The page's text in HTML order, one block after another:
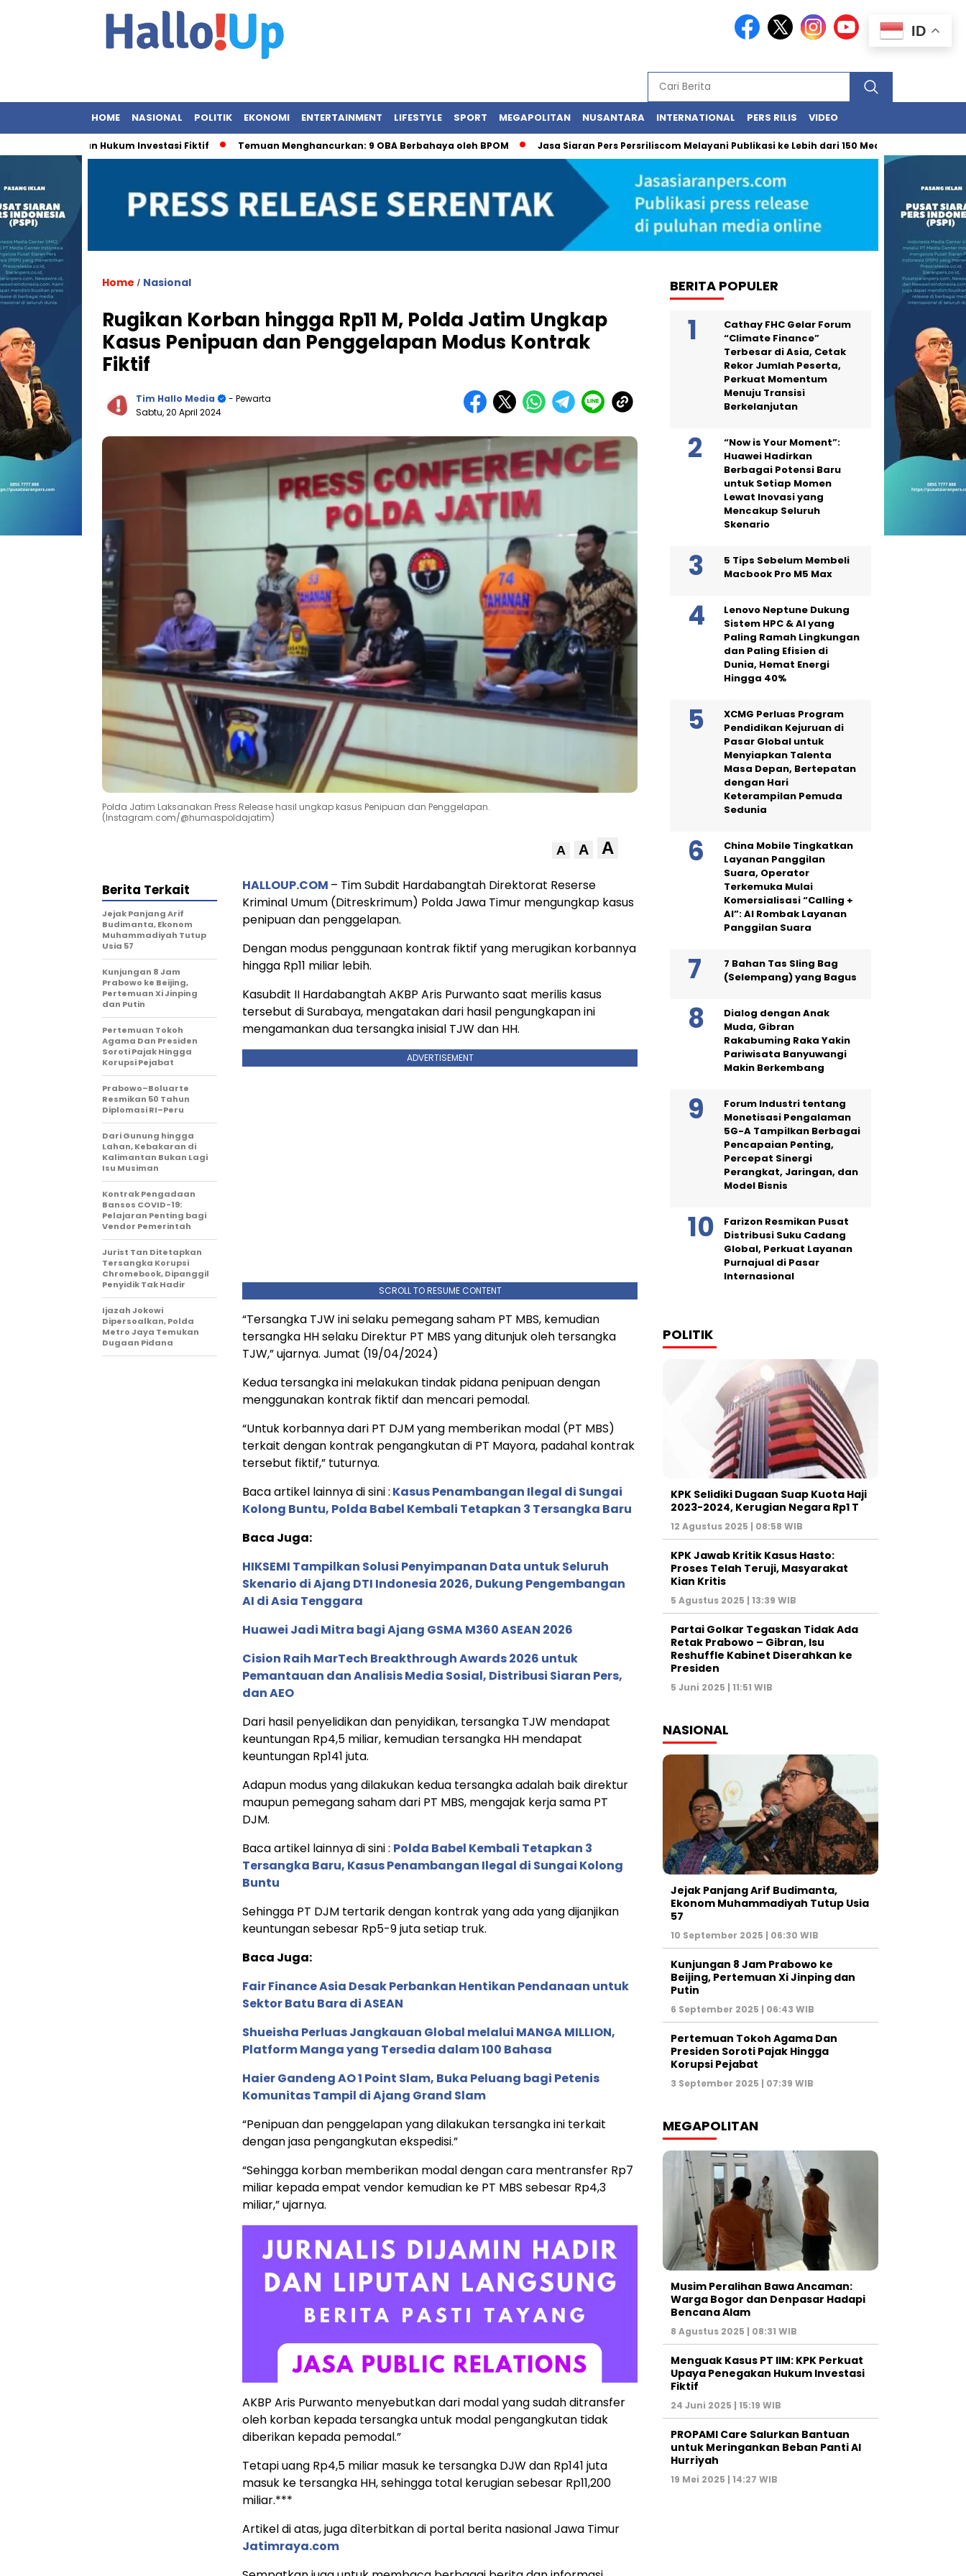
HOME NASIONAL POLITIK EKONOMI ENTERTAINMENT LIFESTYLE SPORT MEGAPOLITAN NUSANTARA INTERNATIONAL PERS RILIS VIDEO
Penegakan Hukum Investasi Fiktif Temuan Menghancurkan: 9 OBA Berbahaya oleh BPOM Jasa Siaran Pers Persriliscom Melayani Publikasi ke Lebih dari 150 Media Online Berbagai
Home / Nasional
Rugikan Korban hingga Rp11 M, Polda Jatim Ungkap
Kasus Penipuan dan Penggelapan Modus Kontrak
Fiktif
Tim Hallo Media
- Pewarta
Sabtu, 20 April 2024
Polda Jatim Laksanakan Press Release hasil ungkap kasus Penipuan dan Penggelapan.
(Instagram.com/@humaspoldajatim)
A A A
HALLOUP.COM – Tim Subdit Hardabangtah Direktorat Reserse
Kriminal Umum (Ditreskrimum) Polda Jawa Timur mengungkap kasus
penipuan dan penggelapan.
Dengan modus penggunaan kontrak fiktif yang merugikan korbannya
hingga Rp11 miliar lebih.
Kasubdit II Hardabangtah AKBP Aris Purwanto saat merilis kasus
tersebut di Surabaya, mengatakan dari hasil pengungkapan ini
mengamankan dua tersangka inisial TJW dan HH.
ADVERTISEMENT
SCROLL TO RESUME CONTENT
“Tersangka TJW ini selaku pemegang saham PT MBS, kemudian
tersangka HH selaku Direktur PT MBS yang ditunjuk oleh tersangka
TJW,” ujarnya. Jumat (19/04/2024)
Kedua tersangka ini melakukan tindak pidana penipuan dengan
menggunakan kontrak fiktif dan mencari pemodal.
“Untuk korbannya dari PT DJM yang memberikan modal (PT MBS)
terkait dengan kontrak pengangkutan di PT Mayora, padahal kontrak
tersebut fiktif,” tuturnya.
Baca artikel lainnya di sini : Kasus Penambangan Ilegal di Sungai
Kolong Buntu, Polda Babel Kembali Tetapkan 3 Tersangka Baru
Baca Juga:
HIKSEMI Tampilkan Solusi Penyimpanan Data untuk Seluruh
Skenario di Ajang DTI Indonesia 2026, Dukung Pengembangan
AI di Asia Tenggara
Huawei Jadi Mitra bagi Ajang GSMA M360 ASEAN 2026
Cision Raih MarTech Breakthrough Awards 2026 untuk
Pemantauan dan Analisis Media Sosial, Distribusi Siaran Pers,
dan AEO
Dari hasil penyelidikan dan penyidikan, tersangka TJW mendapat
keuntungan Rp4,5 miliar, kemudian tersangka HH mendapat
keuntungan Rp141 juta.
Adapun modus yang dilakukan kedua tersangka adalah baik direktur
maupun pemegang saham dari PT MBS, mengajak kerja sama PT
DJM.
Baca artikel lainnya di sini : Polda Babel Kembali Tetapkan 3
Tersangka Baru, Kasus Penambangan Ilegal di Sungai Kolong
Buntu
Sehingga PT DJM tertarik dengan kontrak yang ada yang dijanjikan
keuntungan sebesar Rp5-9 juta setiap truk.
Baca Juga:
Fair Finance Asia Desak Perbankan Hentikan Pendanaan untuk
Sektor Batu Bara di ASEAN
Shueisha Perluas Jangkauan Global melalui MANGA MILLION,
Platform Manga yang Tersedia dalam 100 Bahasa
Haier Gandeng AO 1 Point Slam, Buka Peluang bagi Petenis
Komunitas Tampil di Ajang Grand Slam
“Penipuan dan penggelapan yang dilakukan tersangka ini terkait
dengan jasa pengangkutan ekspedisi.”
“Sehingga korban memberikan modal dengan cara mentransfer Rp7
miliar kepada empat vendor kemudian ke PT MBS sebesar Rp4,3
miliar,” ujarnya.
AKBP Aris Purwanto menyebutkan dari modal yang sudah ditransfer
oleh korban kepada tersangka untuk modal pengangkutan tidak
diberikan kepada pemodal.”
Tetapi uang Rp4,5 miliar masuk ke tersangka DJW dan Rp141 juta
masuk ke tersangka HH, sehingga total kerugian sebesar Rp11,200
miliar.***
Artikel di atas, juga dìterbitkan di portal berita nasional Jawa Timur
Jatimraya.com
Berita Terkait
Jejak Panjang Arif
Budimanta, Ekonom
Muhammadiyah Tutup
Usia 57
Kunjungan 8 Jam
Prabowo ke Beijing,
Pertemuan Xi Jinping
dan Putin
Pertemuan Tokoh
Agama Dan Presiden
Soroti Pajak Hingga
Korupsi Pejabat
Prabowo–Boluarte
Resmikan 50 Tahun
Diplomasi RI–Peru
Dari Gunung hingga
Lahan, Kebakaran di
Kalimantan Bukan Lagi
Isu Musiman
Kontrak Pengadaan
Bansos COVID-19:
Pelajaran Penting bagi
Vendor Pemerintah
Jurist Tan Ditetapkan
Tersangka Korupsi
Chromebook, Dipanggil
Penyidik Tak Hadir
Ijazah Jokowi
Dipersoalkan, Polda
Metro Jaya Temukan
Dugaan Pidana
BERITA POPULER
Cathay FHC Gelar Forum
“Climate Finance”
Terbesar di Asia, Cetak
Rekor Jumlah Peserta,
Perkuat Momentum
Menuju Transisi
Berkelanjutan
“Now is Your Moment”:
Huawei Hadirkan
Berbagai Potensi Baru
untuk Setiap Momen
Lewat Inovasi yang
Mencakup Seluruh
Skenario
5 Tips Sebelum Membeli
Macbook Pro M5 Max
Lenovo Neptune Dukung
Sistem HPC & AI yang
Paling Ramah Lingkungan
dan Paling Efisien di
Dunia, Hemat Energi
Hingga 40%
XCMG Perluas Program
Pendidikan Kejuruan di
Pasar Global untuk
Menyiapkan Talenta
Masa Depan, Bertepatan
dengan Hari
Keterampilan Pemuda
Sedunia
China Mobile Tingkatkan
Layanan Panggilan
Suara, Operator
Terkemuka Mulai
Komersialisasi “Calling +
AI”: AI Rombak Layanan
Panggilan Suara
7 Bahan Tas Sling Bag
(Selempang) yang Bagus
Dialog dengan Anak
Muda, Gibran
Rakabuming Raka Yakin
Pariwisata Banyuwangi
Makin Berkembang
Forum Industri tentang
Monetisasi Pengalaman
5G-A Tampilkan Berbagai
Pencapaian Penting,
Percepat Sinergi
Perangkat, Jaringan, dan
Model Bisnis
Farizon Resmikan Pusat
Distribusi Suku Cadang
Global, Perkuat Layanan
Purnajual di Pasar
Internasional
POLITIK
KPK Selidiki Dugaan Suap Kuota Haji
2023-2024, Kerugian Negara Rp1 T
12 Agustus 2025 | 08:58 WIB
KPK Jawab Kritik Kasus Hasto:
Proses Telah Teruji, Masyarakat
Kian Kritis
5 Agustus 2025 | 13:39 WIB
Partai Golkar Tegaskan Tidak Ada
Retak Prabowo – Gibran, Isu
Reshuffle Kabinet Diserahkan ke
Presiden
5 Juni 2025 | 11:51 WIB
NASIONAL
Jejak Panjang Arif Budimanta,
Ekonom Muhammadiyah Tutup Usia
57
10 September 2025 | 06:30 WIB
Kunjungan 8 Jam Prabowo ke
Beijing, Pertemuan Xi Jinping dan
Putin
6 September 2025 | 06:43 WIB
Pertemuan Tokoh Agama Dan
Presiden Soroti Pajak Hingga
Korupsi Pejabat
3 September 2025 | 07:39 WIB
MEGAPOLITAN
Musim Peralihan Bawa Ancaman:
Warga Bogor dan Denpasar Hadapi
Bencana Alam
8 Agustus 2025 | 08:31 WIB
Menguak Kasus PT IIM: KPK Perkuat
Upaya Penegakan Hukum Investasi
Fiktif
24 Juni 2025 | 15:19 WIB
PROPAMI Care Salurkan Bantuan
untuk Meringankan Beban Panti Al
Hurriyah
19 Mei 2025 | 14:27 WIB
ID